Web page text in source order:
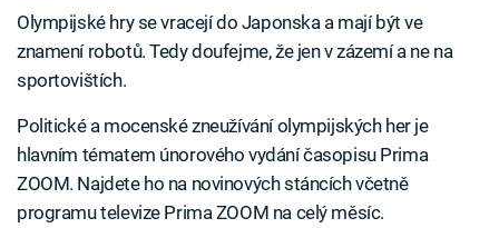
Olympijské hry se vracejí do Japonska a mají být ve
znamení robotů. Tedy doufejme, že jen v zázemí a ne na
sportovištích.
Politické a mocenské zneužívání olympijských her je
hlavním tématem únorového vydání časopisu Prima
ZOOM. Najdete ho na novinových stáncích včetně
programu televize Prima ZOOM na celý měsíc.